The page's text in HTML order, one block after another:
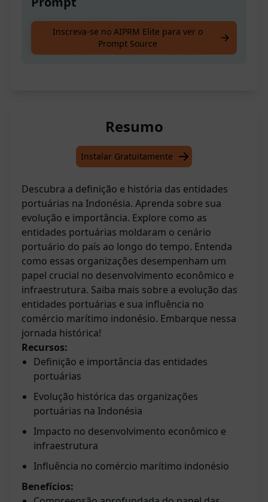
Definição e História das Entidades
Empresariais Portuárias na Indonésia
Inscreva-se no AIPRM Elite para ver o
Prompt Source
Resumo
Instalar Gratuitamente
Descubra a definição e história das entidades
portuárias na Indonésia. Aprenda sobre sua
evolução e importância. Explore como as
entidades portuárias moldaram o cenário
portuário do país ao longo do tempo. Entenda
como essas organizações desempenham um
papel crucial no desenvolvimento econômico e
infraestrutura. Saiba mais sobre a evolução das
entidades portuárias e sua influência no
comércio marítimo indonésio. Embarque nessa
jornada histórica!
Recursos:
Definição e importância das entidades
portuárias
Evolução histórica das organizações
portuárias na Indonésia
Impacto no desenvolvimento econômico e
infraestrutura
Influência no comércio marítimo indonésio
Benefícios: